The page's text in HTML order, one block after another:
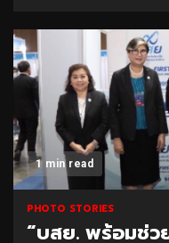
1 min read
PHOTO STORIES
“บสย. พร้อมช่ว